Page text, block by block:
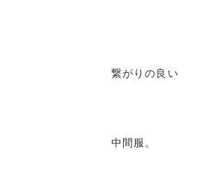
繋がりの良い
中間服。